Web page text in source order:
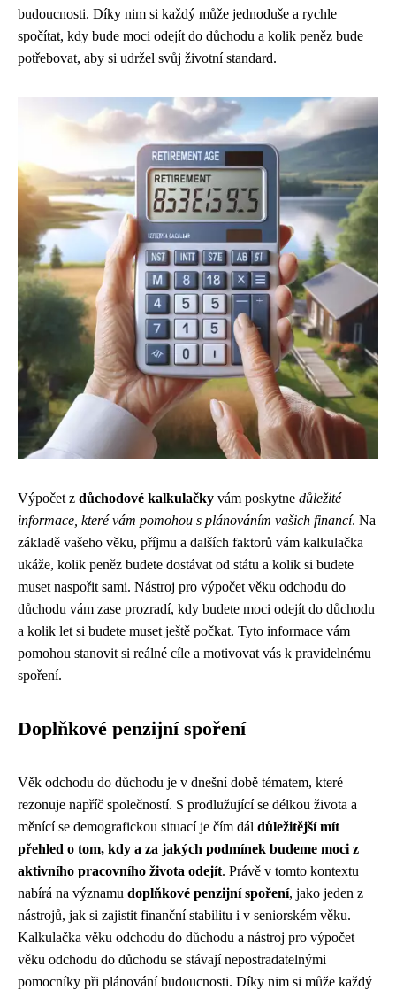
budoucnosti. Díky nim si každý může jednoduše a rychle
spočítat, kdy bude moci odejít do důchodu a kolik peněz bude
potřebovat, aby si udržel svůj životní standard.
Výpočet z důchodové kalkulačky vám poskytne důležité
informace, které vám pomohou s plánováním vašich financí. Na
základě vašeho věku, příjmu a dalších faktorů vám kalkulačka
ukáže, kolik peněz budete dostávat od státu a kolik si budete
muset naspořit sami. Nástroj pro výpočet věku odchodu do
důchodu vám zase prozradí, kdy budete moci odejít do důchodu
a kolik let si budete muset ještě počkat. Tyto informace vám
pomohou stanovit si reálné cíle a motivovat vás k pravidelnému
spoření.
Doplňkové penzijní spoření
Věk odchodu do důchodu je v dnešní době tématem, které
rezonuje napříč společností. S prodlužující se délkou života a
měnící se demografickou situací je čím dál důležitější mít
přehled o tom, kdy a za jakých podmínek budeme moci z
aktivního pracovního života odejít. Právě v tomto kontextu
nabírá na významu doplňkové penzijní spoření, jako jeden z
nástrojů, jak si zajistit finanční stabilitu i v seniorském věku.
Kalkulačka věku odchodu do důchodu a nástroj pro výpočet
věku odchodu do důchodu se stávají nepostradatelnými
pomocníky při plánování budoucnosti. Díky nim si může každý